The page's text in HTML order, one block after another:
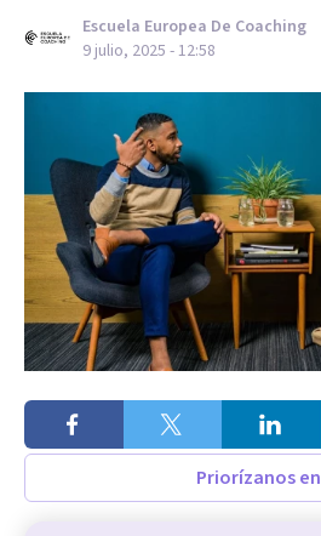
Escuela Europea De Coaching
9 julio, 2025 - 12:58
Priorízanos en